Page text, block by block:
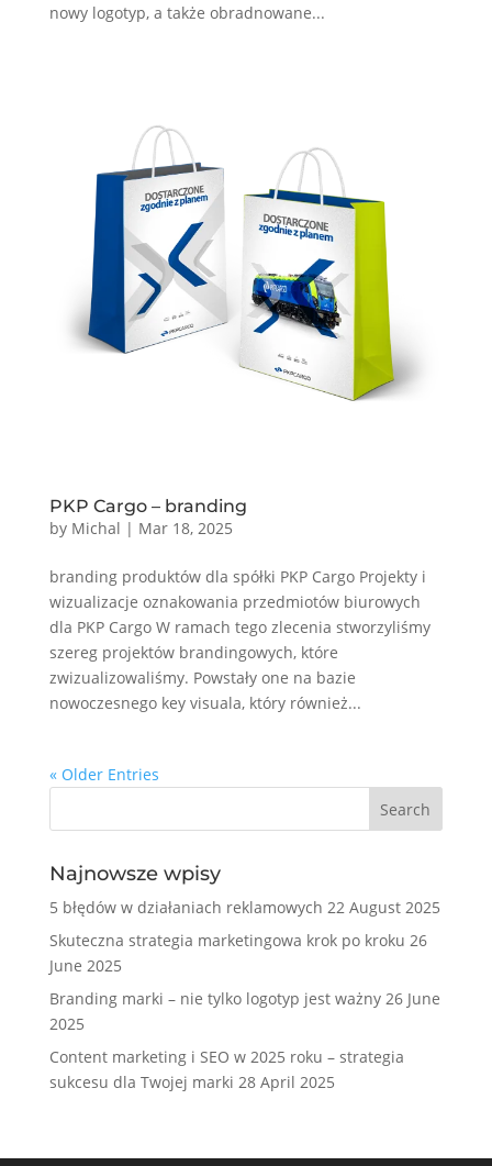
nowy logotyp, a także obradnowane...
PKP Cargo – branding
by Michal | Mar 18, 2025
branding produktów dla spółki PKP Cargo Projekty i
wizualizacje oznakowania przedmiotów biurowych
dla PKP Cargo W ramach tego zlecenia stworzyliśmy
szereg projektów brandingowych, które
zwizualizowaliśmy. Powstały one na bazie
nowoczesnego key visuala, który również...
« Older Entries
Najnowsze wpisy
5 błędów w działaniach reklamowych 22 August 2025
Skuteczna strategia marketingowa krok po kroku 26
June 2025
Branding marki – nie tylko logotyp jest ważny 26 June
2025
Content marketing i SEO w 2025 roku – strategia
sukcesu dla Twojej marki 28 April 2025